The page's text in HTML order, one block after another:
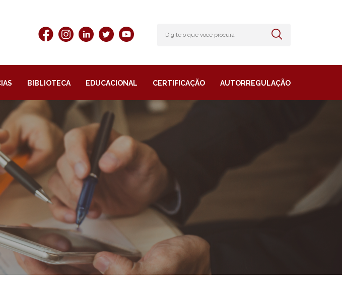
BIBLIOTECA EDUCACIONAL CERTIFICAÇÃO AUTORREGULAÇÃO